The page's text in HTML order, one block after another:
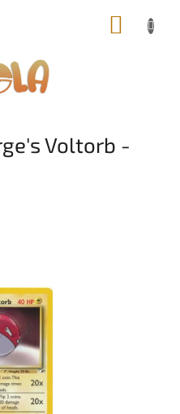
Voltorb -